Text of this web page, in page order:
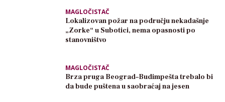
MAGLOČISTAČ
Lokalizovan požar na području nekadašnje
„Zorke“ u Subotici, nema opasnosti po
stanovništvo
MAGLOČISTAČ
Brza pruga Beograd–Budimpešta trebalo bi
da bude puštena u saobraćaj na jesen